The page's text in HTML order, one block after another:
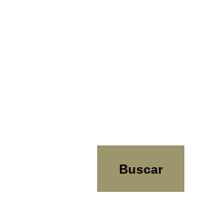
Buscar